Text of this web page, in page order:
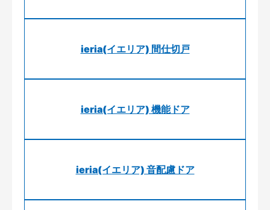
ieria(イエリア) 間仕切戸
ieria(イエリア) 機能ドア
ieria(イエリア) 音配慮ドア